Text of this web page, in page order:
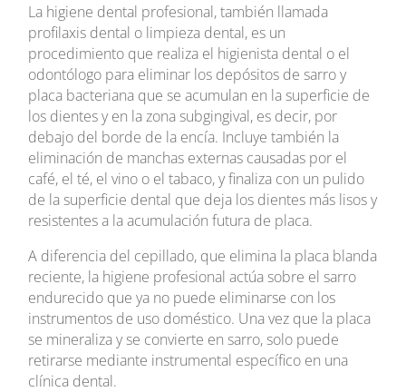
La higiene dental profesional, también llamada
profilaxis dental o limpieza dental, es un
procedimiento que realiza el higienista dental o el
odontólogo para eliminar los depósitos de sarro y
placa bacteriana que se acumulan en la superficie de
los dientes y en la zona subgingival, es decir, por
debajo del borde de la encía. Incluye también la
eliminación de manchas externas causadas por el
café, el té, el vino o el tabaco, y finaliza con un pulido
de la superficie dental que deja los dientes más lisos y
resistentes a la acumulación futura de placa.
A diferencia del cepillado, que elimina la placa blanda
reciente, la higiene profesional actúa sobre el sarro
endurecido que ya no puede eliminarse con los
instrumentos de uso doméstico. Una vez que la placa
se mineraliza y se convierte en sarro, solo puede
retirarse mediante instrumental específico en una
clínica dental.